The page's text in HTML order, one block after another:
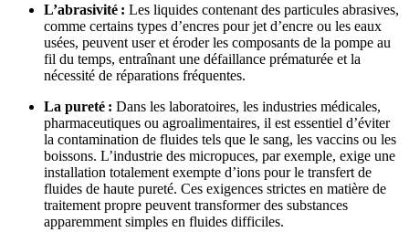
L’abrasivité : Les liquides contenant des particules abrasives,
comme certains types d’encres pour jet d’encre ou les eaux
usées, peuvent user et éroder les composants de la pompe au
fil du temps, entraînant une défaillance prématurée et la
nécessité de réparations fréquentes.
La pureté : Dans les laboratoires, les industries médicales,
pharmaceutiques ou agroalimentaires, il est essentiel d’éviter
la contamination de fluides tels que le sang, les vaccins ou les
boissons. L’industrie des micropuces, par exemple, exige une
installation totalement exempte d’ions pour le transfert de
fluides de haute pureté. Ces exigences strictes en matière de
traitement propre peuvent transformer des substances
apparemment simples en fluides difficiles.